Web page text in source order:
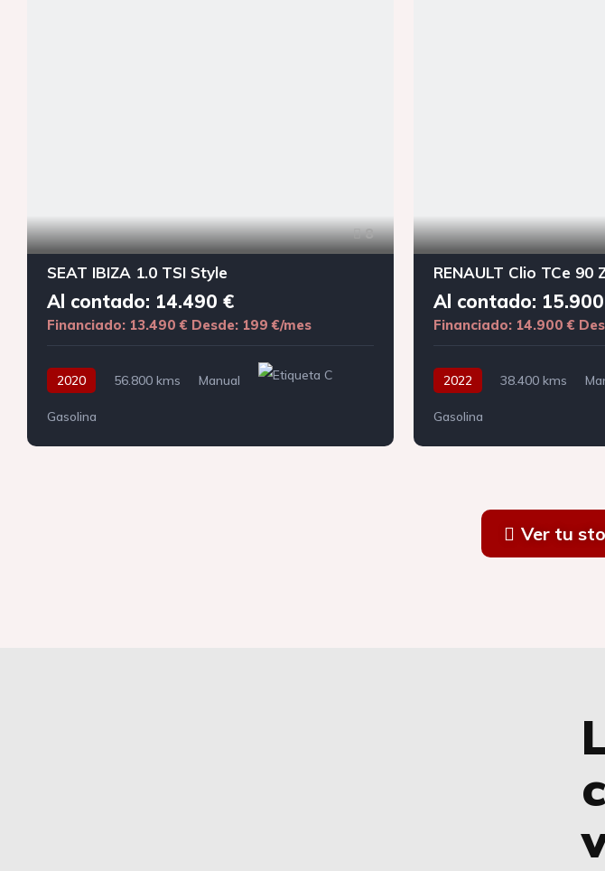
8
SEAT IBIZA 1.0 TSI Style
Al contado: 14.490 €
Financiado: 13.490 € Desde: 199 €/mes
2020 56.800 kms Manual
Gasolina
RENAULT Clio TCe 90
Al contado:
Financiado: 14.900 €
2022 38.400 kms
Gasolina
Ver tu